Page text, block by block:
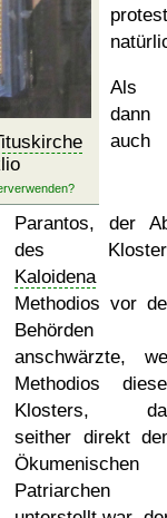
Als
dann
auch
Parantos, der
des
Kaloidena
Methodios vor
Behörden
anschwärzte,
Methodios
Klosters,
seither direkt
Ökumenischen
Patriarchen